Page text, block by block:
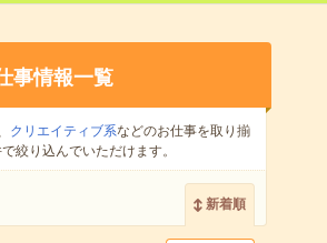
事情報一覧
クリエイティブ系などのお仕事を取り揃
絞り込んでいただけます。
新着順